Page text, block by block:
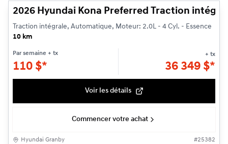
2026 Hyundai Kona Preferred Traction
Traction intégrale, Automatique, Moteur: 2.0L - 4 Cyl. - Essence
10 km
Par semaine + tx
110 $*
+ tx
36 349 $*
Voir les détails
Commencer votre achat
Hyundai Granby #25382